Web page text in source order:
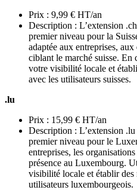
Prix : 9,99 € HT/an
Description : L’extension
premier niveau pour la
adaptée aux entreprises,
ciblant le marché suisse. En
votre visibilité locale et
avec les utilisateurs suisses.
.lu
Prix : 15,99 € HT/an
Description : L’extension
premier niveau pour le
entreprises, les
présence au Luxembourg.
visibilité locale et établir des
utilisateurs luxembourgeois.